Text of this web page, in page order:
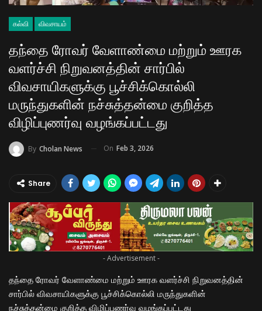
கல்வி விவசாயம்
தந்தை ரோவர் வேளாண்மை மற்றும் ஊரக
வளர்ச்சி நிறுவனத்தின் சார்பில்
விவசாயிகளுக்கு பூச்சிக்கொல்லி
மருந்துகளின் நச்சுத்தன்மை குறித்த
விழிப்புணர்வு வழங்கப்பட்டது
By Cholan News On Feb 3, 2026
Share
- Advertisement -
தந்தை ரோவர் வேளாண்மை மற்றும் ஊரக வளர்ச்சி நிறுவனத்தின்
சார்பில் விவசாயிகளுக்கு பூச்சிக்கொல்லி மருந்துகளின்
நச்சுத்தன்மை குறித்த விழிப்புணர்வு வழங்கப்பட்டது